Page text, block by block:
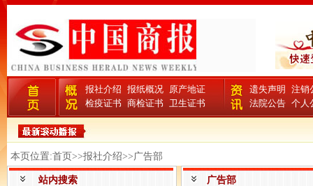
报社介绍 报纸概况 原产地证
检疫证书 商检证书 卫生证书
遗失声明
注销
法院公告 个人
本页位置:首页>>报社介绍>>广告部
站内搜索 广告部